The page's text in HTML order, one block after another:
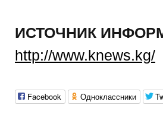
ИСТОЧНИК
http://www.knews.kg/
Facebook Одноклассники